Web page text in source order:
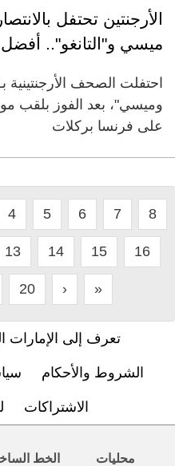
الأرجنتين تحتفل
ميسي و"التانغو".. أفضل
احتفلت الصحف الأرجنتينية
على فرنسا بركلات
4 5 6 7 8
13 14 15 16
20 › »
تعرف إلى الإمارات
الشروط والأحكام
الاشتراكات
محليات الخط